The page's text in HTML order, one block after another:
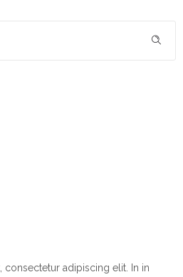
consectetur adipiscing elit. In in